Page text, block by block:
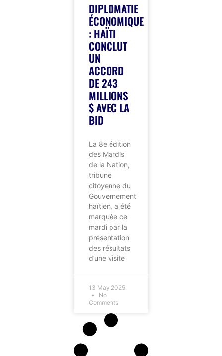
DIPLOMATIE
ÉCONOMIQUE
: HAÏTI
CONCLUT
UN
ACCORD
DE 243
MILLIONS
$ AVEC LA
BID
La 8e édition
des Mardis
de la Nation,
tribune
citoyenne du
Gouvernement
haïtien, a été
marquée ce
mardi par la
présentation
des résultats
d’une visite
13 May 2025
No
Comments